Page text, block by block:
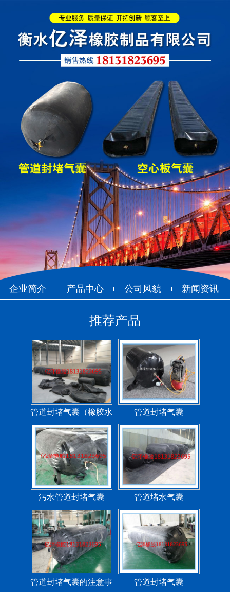
企业简介 产品中心 公司风貌 新闻资讯
推荐产品
管道封堵气囊（橡胶水
堵）
管道封堵气囊
污水管道封堵气囊 管道堵水气囊
管道封堵气囊的注意事
项
管道封堵气囊